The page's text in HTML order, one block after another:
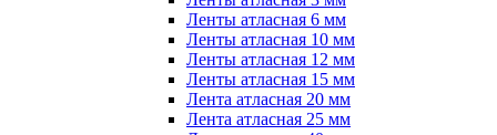
Ленты атласная 6 мм
Ленты атласная 10 мм
Ленты атласная 12 мм
Ленты атласная 15 мм
Лента атласная 20 мм
Лента атласная 25 мм